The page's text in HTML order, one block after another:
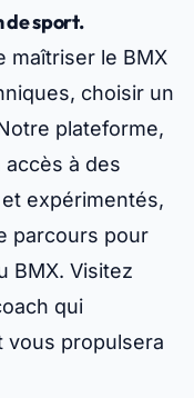
de sport.
maîtriser le BMX
choisir un
plateforme,
à des
expérimentés,
parcours pour
BMX. Visitez
qui
vous propulsera